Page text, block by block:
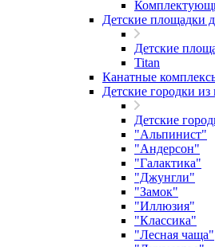
Детские площадки
Детские
Titan
Канатные
Детские городки из
Детские
"Альпинист"
"Андерсон"
"Галактика"
"Джунгли"
"Замок"
"Иллюзия"
"Классика"
"Лесная чаща"